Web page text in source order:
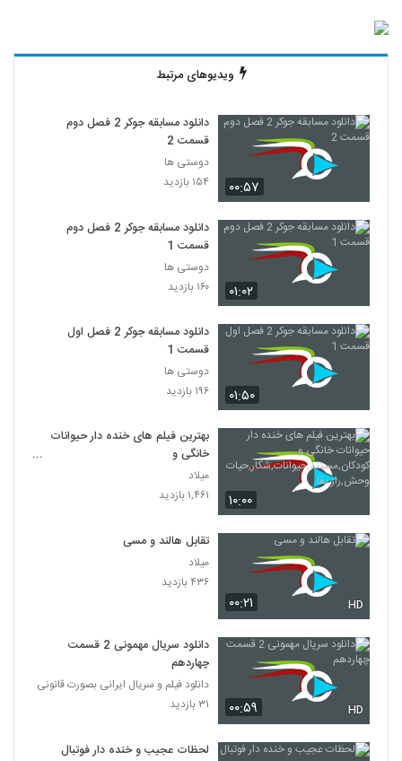
ویدیوهای مرتبط
۰۰:۵۷
دانلود مسابقه جوکر 2 فصل دوم
قسمت 2
دوستی ها
۱۵۴ بازدید
۰۱:۰۲
دانلود مسابقه جوکر 2 فصل دوم
قسمت 1
دوستی ها
۱۶۰ بازدید
۰۱:۵۰
دانلود مسابقه جوکر 2 فصل اول
قسمت 1
دوستی ها
۱۹۶ بازدید
۱۰:۰۰
بهترین فیلم های خنده دار حیوانات
خانگی و
کودکان,مستند,حیوانات,شکار,حیات
وحش,راز بقا
میلاد
۱,۴۶۱ بازدید
۰۰:۲۱ HD
تقابل هالند و مسی
میلاد
۴۳۶ بازدید
۰۰:۵۹ HD
دانلود سریال مهمونی 2 قسمت
چهاردهم
دانلود فیلم و سریال ایرانی بصورت قانونی
۳۱ بازدید
لحظات عجیب و خنده دار فوتبال